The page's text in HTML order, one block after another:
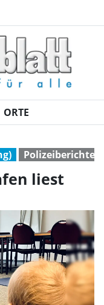
liest
ORTE
Polizeiberichte
liest